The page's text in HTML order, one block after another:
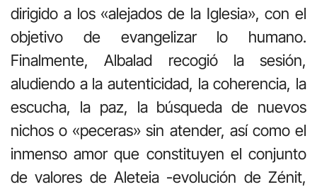
dirigido a los «alejados de la Iglesia», con el
objetivo de evangelizar lo humano.
Finalmente, Albalad recogió la sesión,
aludiendo a la autenticidad, la coherencia, la
escucha, la paz, la búsqueda de nuevos
nichos o «peceras» sin atender, así como el
inmenso amor que constituyen el conjunto
de valores de Aleteia -evolución de Zénit,